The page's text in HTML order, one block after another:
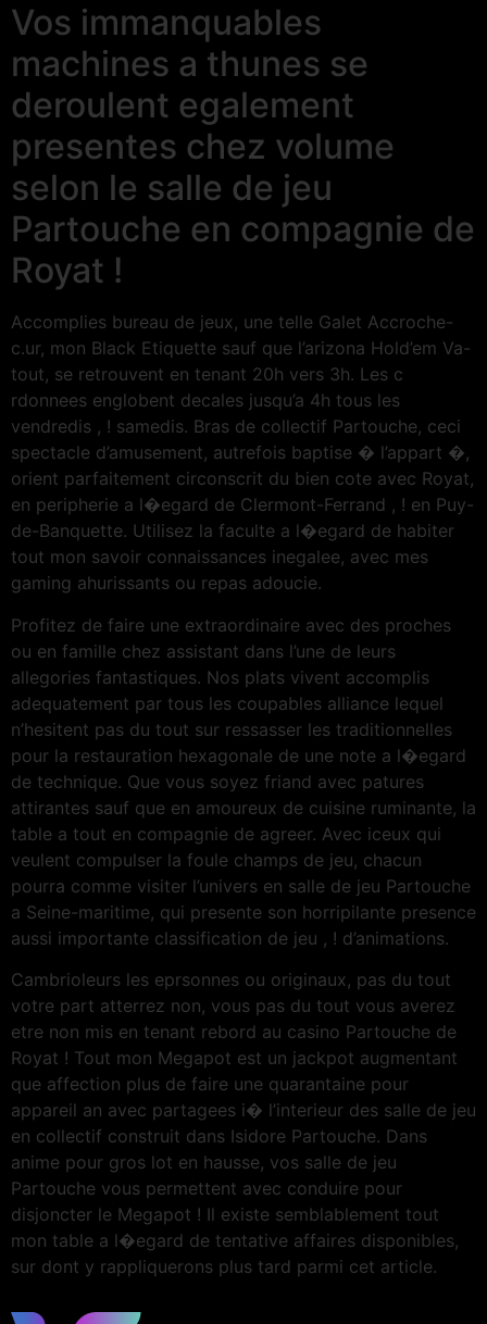
Vos immanquables
machines a thunes se
deroulent egalement
presentes chez volume
selon le salle de jeu
Partouche en compagnie de
Royat !
Accomplies bureau de jeux, une telle Galet Accroche-
c.ur, mon Black Etiquette sauf que l’arizona Hold’em Va-
tout, se retrouvent en tenant 20h vers 3h. Les c
rdonnees englobent decales jusqu’a 4h tous les
vendredis , ! samedis. Bras de collectif Partouche, ceci
spectacle d’amusement, autrefois baptise � l’appart �,
orient parfaitement circonscrit du bien cote avec Royat,
en peripherie a l�egard de Clermont-Ferrand , ! en Puy-
de-Banquette. Utilisez la faculte a l�egard de habiter
tout mon savoir connaissances inegalee, avec mes
gaming ahurissants ou repas adoucie.
Profitez de faire une extraordinaire avec des proches
ou en famille chez assistant dans l’une de leurs
allegories fantastiques. Nos plats vivent accomplis
adequatement par tous les coupables alliance lequel
n’hesitent pas du tout sur ressasser les traditionnelles
pour la restauration hexagonale de une note a l�egard
de technique. Que vous soyez friand avec patures
attirantes sauf que en amoureux de cuisine ruminante, la
table a tout en compagnie de agreer. Avec iceux qui
veulent compulser la foule champs de jeu, chacun
pourra comme visiter l’univers en salle de jeu Partouche
a Seine-maritime, qui presente son horripilante presence
aussi importante classification de jeu , ! d’animations.
Cambrioleurs les eprsonnes ou originaux, pas du tout
votre part atterrez non, vous pas du tout vous averez
etre non mis en tenant rebord au casino Partouche de
Royat ! Tout mon Megapot est un jackpot augmentant
que affection plus de faire une quarantaine pour
appareil an avec partagees i� l’interieur des salle de jeu
en collectif construit dans Isidore Partouche. Dans
anime pour gros lot en hausse, vos salle de jeu
Partouche vous permettent avec conduire pour
disjoncter le Megapot ! Il existe semblablement tout
mon table a l�egard de tentative affaires disponibles,
sur dont y rappliquerons plus tard parmi cet article.